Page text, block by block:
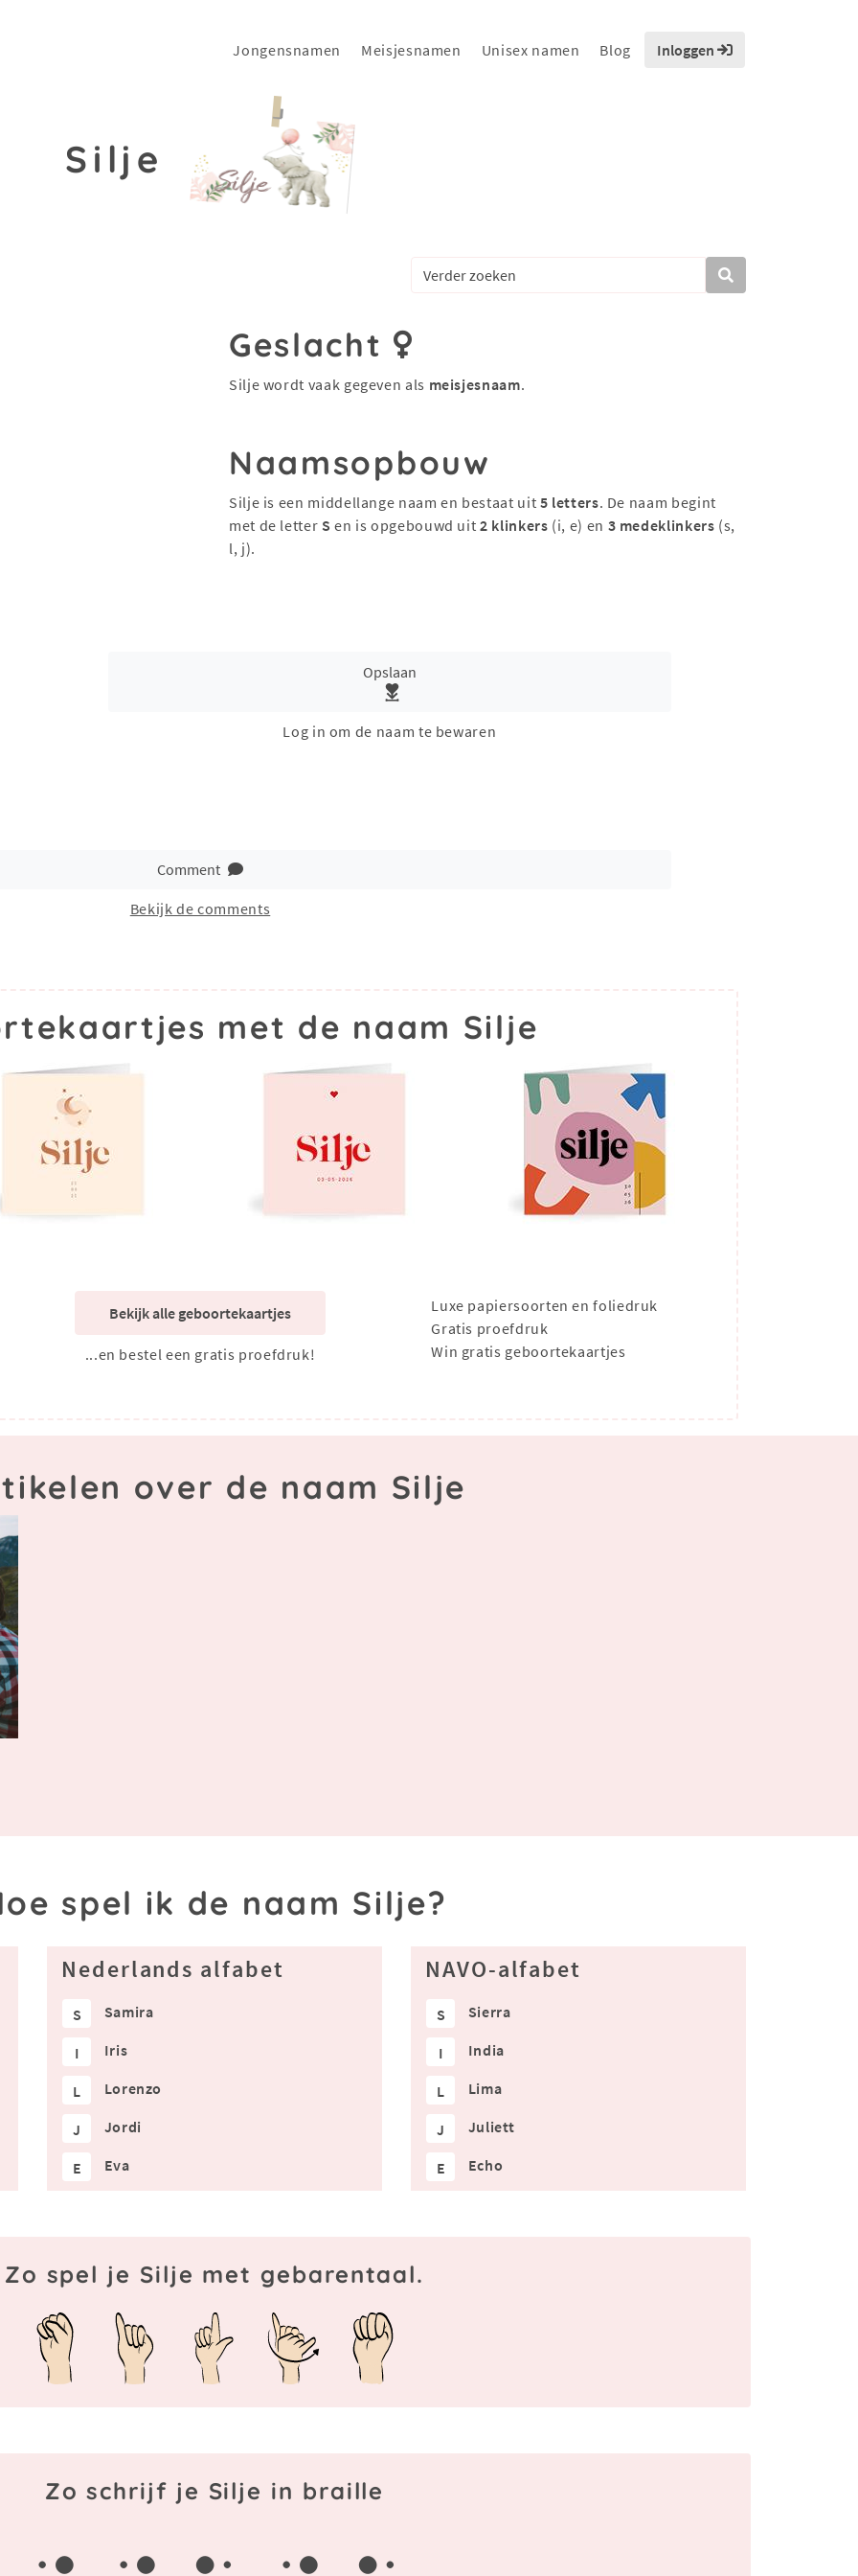
Jongensnamen Meisjesnamen Unisex namen Blog Inloggen
Silje
Geslacht
Silje wordt vaak gegeven als meisjesnaam.
Naamsopbouw
Silje is een middellange naam en bestaat uit 5 letters. De naam begint
met de letter S en is opgebouwd uit2 klinkers (i, e) en 3 medeklinkers (s,
l, j).
Opslaan
Log in om de naam te bewaren
Comment
Bekijk de comments
met de naam Silje
Bekijk alle geboortekaartjes
...en bestel een gratis proefdruk!
Luxe papiersoorten en foliedruk
Gratis proefdruk
Win gratis geboortekaartjes
over de naam Silje
spel ik de naam Silje?
Nederlands alfabet
S Samira
I Iris
L Lorenzo
J Jordi
E Eva
NAVO-alfabet
S Sierra
I India
L Lima
J Juliett
E Echo
Zo spel je Silje met gebarentaal.
Zo schrijf je Silje in braille